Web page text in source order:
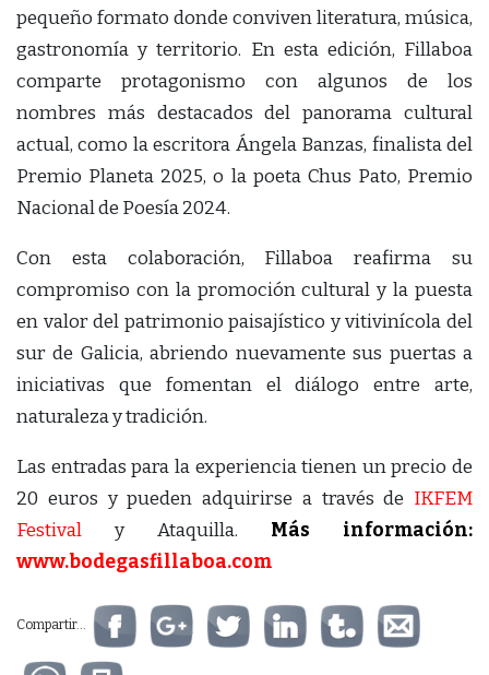
pequeño formato donde conviven literatura, música,
gastronomía y territorio. En esta edición, Fillaboa
comparte protagonismo con algunos de los
nombres más destacados del panorama cultural
actual, como la escritora Ángela Banzas, finalista del
Premio Planeta 2025, o la poeta Chus Pato, Premio
Nacional de Poesía 2024.
Con esta colaboración, Fillaboa reafirma su
compromiso con la promoción cultural y la puesta
en valor del patrimonio paisajístico y vitivinícola del
sur de Galicia, abriendo nuevamente sus puertas a
iniciativas que fomentan el diálogo entre arte,
naturaleza y tradición.
Las entradas para la experiencia tienen un precio de
20 euros y pueden adquirirse a través de IKFEM
Festival y Ataquilla. Más información:
www.bodegasfillaboa.com
Compartir...